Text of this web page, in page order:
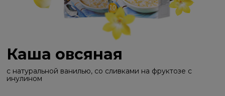
Каша овсяная
с натуральной ванилью, со сливками на фруктозе с
инулином